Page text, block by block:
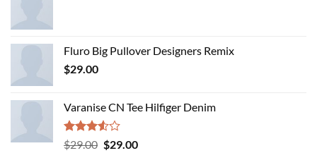
Fluro Big Pullover Designers Remix
$29.00
Varanise CN Tee Hilfiger Denim
Rated
3.50
$29.00 Original
$29.00Current